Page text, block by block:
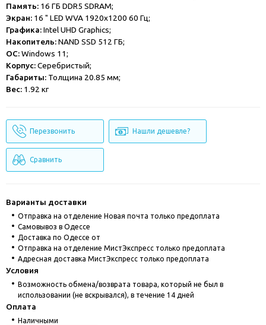
Память: 16 ГБ DDR5 SDRAM;
Экран: 16 " LED WVA 1920x1200 60 Гц;
Графика:Intel UHD Graphics;
Накопитель:NAND SSD 512 ГБ;
ОС:Windows 11;
Корпус:Серебристый;
Габариты: Толщина 20.85 мм;
Вес: 1.92 кг
Перезвонить Нашли дешевле?
Сравнить
Варианты доставки
Отправка на отделение Новая почта только предоплата
Cамовывоз в Одессе
Доставка по Одессе от
Отправка на отделение МистЭкспресс только предоплата
Адресная доставка МистЭкспресс только предоплата
Условия
Возможность обмена/возврата товара, который не был в
использовании (не вскрывался), в течение 14 дней
Оплата
Наличными